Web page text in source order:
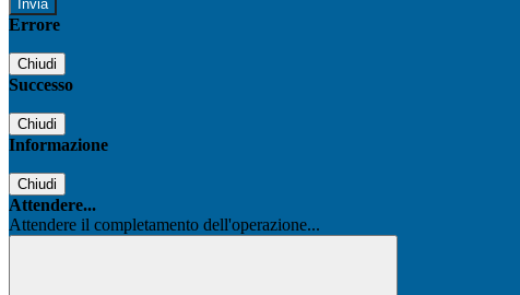
Errore
Chiudi
Successo
Chiudi
Informazione
Chiudi
Attendere...
Attendere il completamento dell'operazione...